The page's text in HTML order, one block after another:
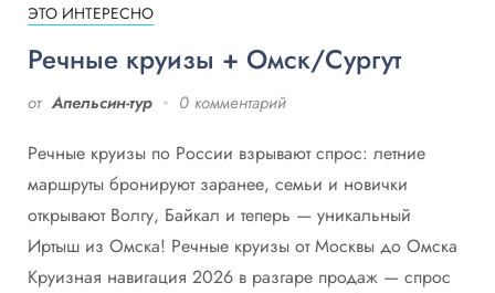
ЭТО ИНТЕРЕСНО
Речные круизы + Омск/Сургут
от Апельсин-тур 0 комментарий
Речные круизы по России взрывают спрос: летние
маршруты бронируют заранее, семьи и новички
открывают Волгу, Байкал и теперь — уникальный
Иртыш из Омска! Речные круизы от Москвы до Омска
Круизная навигация 2026 в разгаре продаж — спрос